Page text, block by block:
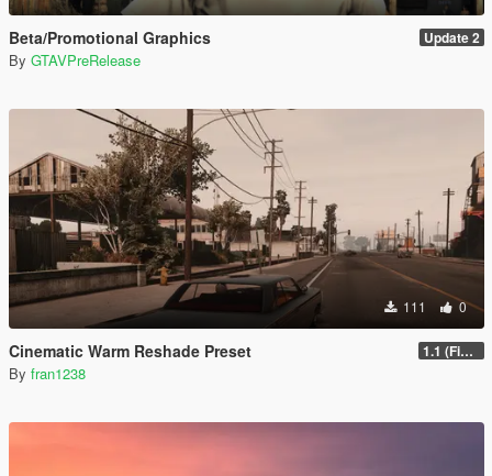
Beta/Promotional Graphics Update 2
By GTAVPreRelease
111 0
Cinematic Warm Reshade Preset 1.1 (Final)
By fran1238